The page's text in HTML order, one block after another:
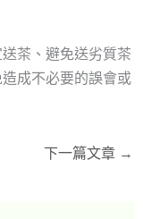
茶、避免送劣質茶
成不必要的誤會或
下一篇文章 →